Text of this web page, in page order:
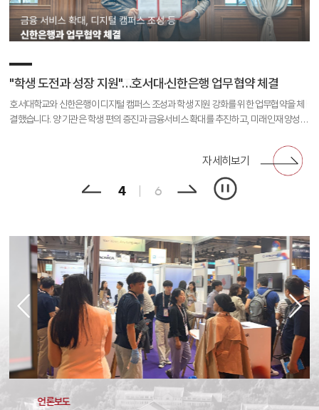
연극트랙 '청사과', 제34회 젊은연극제서 4관왕 쾌거
호서대학교 공연예술학부 연극트랙의 공동 창작극 '청사과'가 국내 최대 대학생 연극 축
제인 '제34회 젊은연극제'에 참여했습니다. 이 작품은 청년 세대의 노동과 죽음 등 사회
자세히보기
한국-모로코 잇는 'ATLAS 혁신 허브' 출범
호서대가 모로코 UCA, 아산시와 함께 'ATLAS 혁신 허브'를 출범했습니다. AI·바이오헬
스·K-뷰티 분야 협력을 통해 글로벌 산학협력 플랫폼을 구축할 계획이며 양국 미래산업
자세히보기
호서대, TIPS 정규 운영사 전환 달성
호서대 산학협력단이 대학 산단 최초로 TIPS 예비 운영사로 선정된 이래 활동 성과를
인정받아 정규 운영사로 선정됐습니다. 대표 지원기업인 지앤티의 글로벌 공급계약 성
자세히보기
식품영양학과, 국가유공자를 위한 오찬 마련
호서대학교 식품영양학과 학생들이 호국보훈의 달을 맞아 국가유공자들에게 고령친화
식단을 직접 조리해 대접하며 감사의 뜻을 전했습니다. 희생과 헌신의 가치를 되새기며
자세히보기
"학생 도전과 성장 지원"…호서대·신한은행 업무협약 체결
호서대학교와 신한은행이 디지털 캠퍼스 조성과 학생 지원 강화를 위한 업무협약을 체
결했습니다. 양 기관은 학생 편의 증진과 금융서비스 확대를 추진하고, 미래인재 양성과
자세히보기
호서대학교, 충남 유일 ‘고교교육 기여대학’ 최고등급
호서대학교가 교육부 '고교교육 기여대학 지원사업'평가에서 충남지역 대학 중 유일하
게 최고등급인 S등급을 받았습니다. 2025년 운영 실적과 2027∼2028학년도 대입전
자세히보기
5 6
언론보도